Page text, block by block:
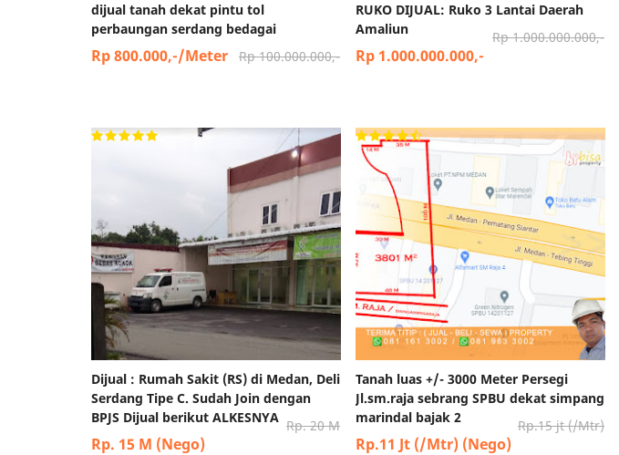
dijual tanah dekat pintu tol
perbaungan serdang bedagai
Rp 100.000.000,-
Rp 800.000,-/Meter
RUKO DIJUAL: Ruko 3 Lantai Daerah
Amaliun
Rp 1.000.000.000,-
Rp 1.000.000.000,-
Dijual : Rumah Sakit (RS) di Medan, Deli
Serdang Tipe C. Sudah Join dengan
BPJS Dijual berikut ALKESNYA Rp. 20 M
Rp. 15 M (Nego)
Tanah luas +/- 3000 Meter Persegi
Jl.sm.raja sebrang SPBU dekat simpang
marindal bajak 2
Rp.15 jt (/Mtr)
Rp.11 Jt (/Mtr) (Nego)